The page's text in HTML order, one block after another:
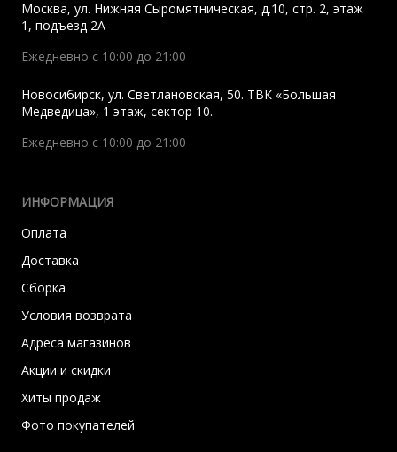
Москва, ул. Нижняя Сыромятническая, д.10, стр. 2, этаж
1, подъезд 2A
Ежедневно с 10:00 до 21:00
Новосибирск, ул. Светлановская, 50. ТВК «Большая
Медведица», 1 этаж, сектор 10.
Ежедневно с 10:00 до 21:00
ИНФОРМАЦИЯ
Оплата
Доставка
Сборка
Условия возврата
Адреса магазинов
Акции и скидки
Хиты продаж
Фото покупателей